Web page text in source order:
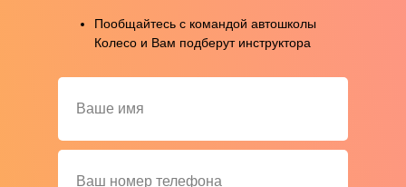
Пообщайтесь с командой автошколы
Колесо и Вам подберут инструктора